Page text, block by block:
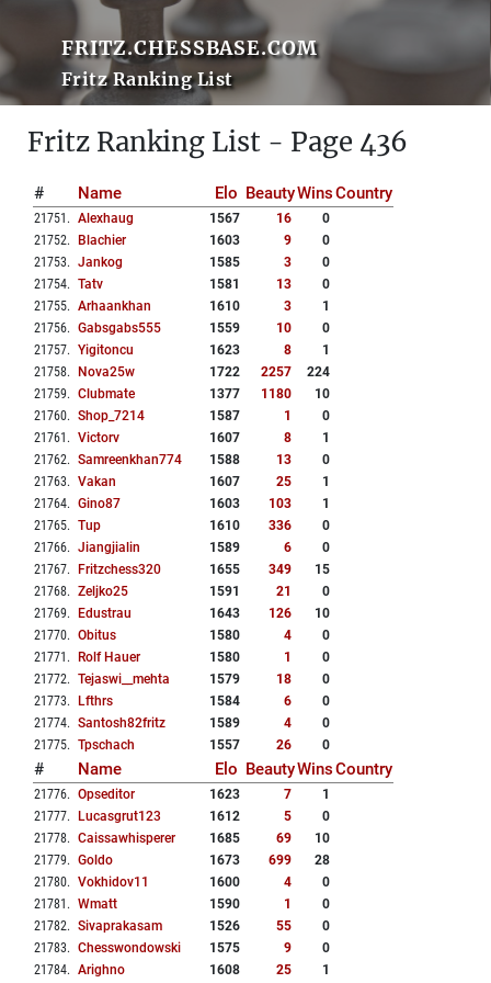
FRITZ.CHESSBASE.COM
Fritz Ranking List
Fritz Ranking List - Page 436
# Name Elo BeautyWinsCountry
21751 . Alexhaug 1567 16
0
21752. Blachier 1603 9
0
21753. Jankog 1585 3
0
21754. Tatv 1581 13
0
21755. Arhaankhan 1610 3
1
21756. Gabsgabs555 1559 10
0
21757. Yigitoncu 1623 8
1
21758. Nova25w 1722 2257
224
21759. Clubmate 1377 1180
10
21760. Shop_7214 1587 1
0
21761 . Victorv 1607 8
1
21762. Samreenkhan774 1588 13
0
21763. Vakan 1607 25
1
21764. Gino87 1603 103
1
21765. Tup 1610 336
0
21766. Jiangjialin 1589 6
0
21767. Fritzchess320 1655 349
15
21768. Zeljko25 1591 21
0
21769. Edustrau 1643 126
10
21770. Obitus 1580 4
0
21771 . Rolf Hauer 1580 1
0
21772. Tejaswi__mehta 1579 18
0
21773. Lfthrs 1584 6
0
21774. Santosh82fritz 1589 4
0
21775. Tpschach 1557 26 0
# Name Elo BeautyWinsCountry
21776. Opseditor 1623 7
1
21777. Lucasgrut123 1612 5
0
21778. Caissawhisperer 1685 69
10
21779. Goldo 1673 699
28
21780. Vokhidov11 1600 4
0
21781 . Wmatt 1590 1
0
21782. Sivaprakasam 1526 55
0
21783. Chesswondowski 1575 9
0
21784. Arighno 1608 25 1